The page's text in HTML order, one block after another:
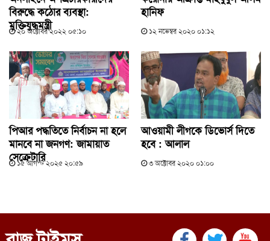
বিরুদ্ধে কঠোর ব্যবস্থা:
মুক্তিযুদ্ধমন্ত্রী
২০ অক্টোবর ২০২২ ০৫:১০
হানিফ
১২ নভেম্বর ২০২০ ০১:১২
পিআর পদ্ধতিতে নির্বাচন না হলে
মানবে না জনগণ: জামায়াত
সেক্রেটারি
১৫ আগস্ট ২০২৫ ২০:৫৯
আওয়ামী লীগকে ডিভোর্স দিতে
হবে : আলাল
৩ অক্টোবর ২০২০ ০১:০০